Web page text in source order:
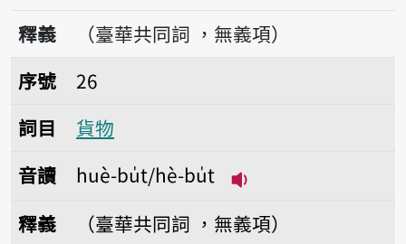
播放音讀bu̍t-tsu
釋義
（臺華共同詞 ，無義項）
序號26貨物
序號
26
詞目
貨物
音讀
huè-bu̍t/hè-bu̍t
釋義
（臺華共同詞 ，無義項）